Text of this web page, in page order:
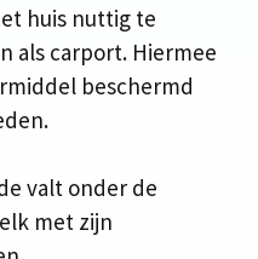
huis nuttig te
als carport. Hiermee
beschermd
valt onder de
met zijn